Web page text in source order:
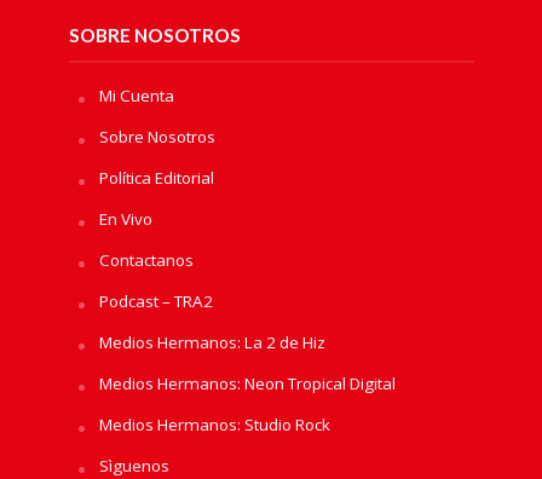
SOBRE NOSOTROS
Mi Cuenta
Sobre Nosotros
Política Editorial
En Vivo
Contactanos
Podcast – TRA2
Medios Hermanos: La 2 de Hiz
Medios Hermanos: Neon Tropical Digital
Medios Hermanos: Studio Rock
Sìguenos